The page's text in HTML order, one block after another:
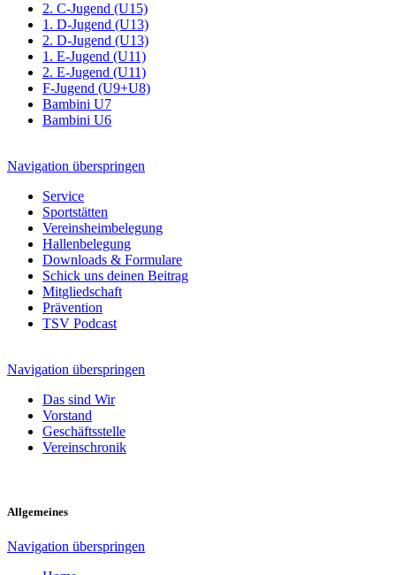
2. C-Jugend (U15)
1. D-Jugend (U13)
2. D-Jugend (U13)
1. E-Jugend (U11)
2. E-Jugend (U11)
F-Jugend (U9+U8)
Bambini U7
Bambini U6
Navigation überspringen
Service
Sportstätten
Vereinsheimbelegung
Hallenbelegung
Downloads & Formulare
Schick uns deinen Beitrag
Mitgliedschaft
Prävention
TSV Podcast
Navigation überspringen
Das sind Wir
Vorstand
Geschäftsstelle
Vereinschronik
Allgemeines
Navigation überspringen